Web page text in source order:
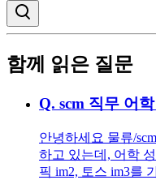
함께 읽은 질문
Q. scm 직무 어
안녕하세요 물류/
하고 있는데, 어학
픽 im2, 토스 im3를